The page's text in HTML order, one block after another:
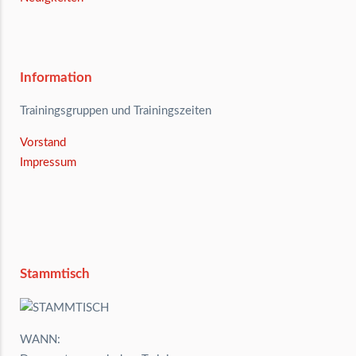
Information
Trainingsgruppen und Trainingszeiten
Vorstand
Impressum
Stammtisch
WANN: